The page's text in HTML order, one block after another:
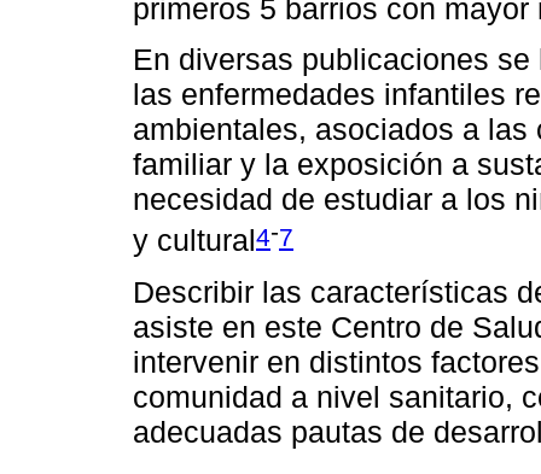
primeros 5 barrios con
En diversas publicaciones
las enfermedades infantiles
ambientales, asociados a
familiar y la exposición a
necesidad de estudiar a los
y cultural4-7
Describir las características
asiste en este Centro de
intervenir en distintos
comunidad a nivel sanitario,
adecuadas pautas de